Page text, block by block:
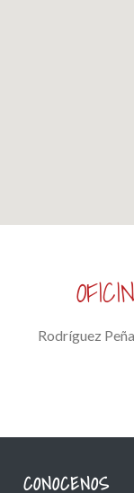
Rodríguez
CONOCENOS